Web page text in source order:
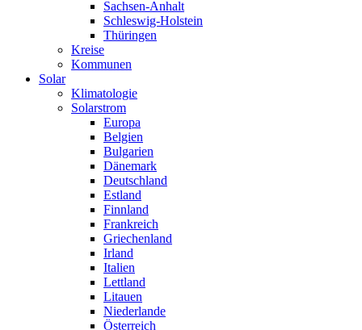
Sachsen-Anhalt
Schleswig-Holstein
Thüringen
Kreise
Kommunen
Solar
Klimatologie
Solarstrom
Europa
Belgien
Bulgarien
Dänemark
Deutschland
Estland
Finnland
Frankreich
Griechenland
Irland
Italien
Lettland
Litauen
Niederlande
Österreich